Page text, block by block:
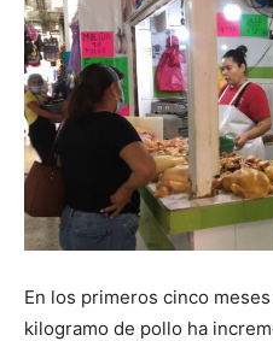
En los primeros cinco
kilogramo de pollo ha